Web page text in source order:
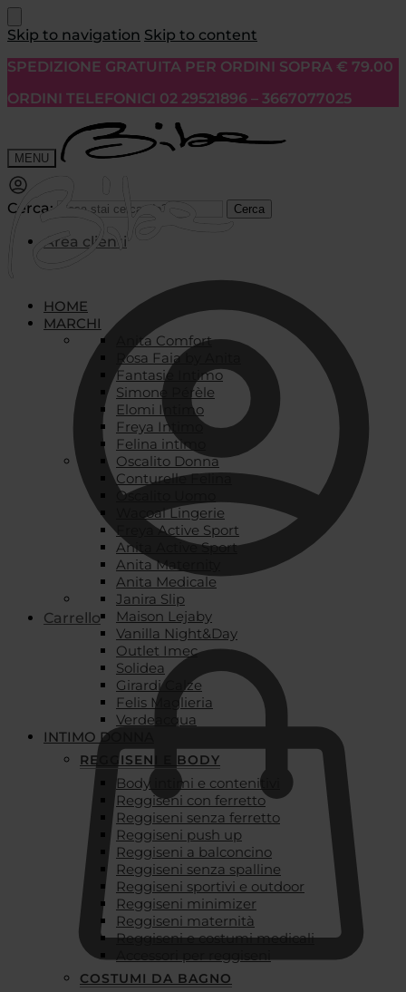
Skip to navigation Skip to content
SPEDIZIONE GRATUITA PER ORDINI SOPRA € 79.00
ORDINI TELEFONICI 02 29521896 – 3667077025
MENU
Cerca: Cerca
Area clienti
Carrello
HOME
MARCHI
Anita Comfort
Rosa Faia by Anita
Fantasie Intimo
Simone Pérèle
Elomi Intimo
Freya Intimo
Felina intimo
Oscalito Donna
Conturelle Felina
Oscalito Uomo
Wacoal Lingerie
Freya Active Sport
Anita Active Sport
Anita Maternity
Anita Medicale
Janira Slip
Maison Lejaby
Vanilla Night&Day
Outlet Imec
Solidea
Girardi Calze
Felis Maglieria
Verdeacqua
INTIMO DONNA
REGGISENI E BODY
Body intimi e contenitivi
Reggiseni con ferretto
Reggiseni senza ferretto
Reggiseni push up
Reggiseni a balconcino
Reggiseni senza spalline
Reggiseni sportivi e outdoor
Reggiseni minimizer
Reggiseni maternità
Reggiseni e costumi medicali
Accessori per reggiseni
COSTUMI DA BAGNO